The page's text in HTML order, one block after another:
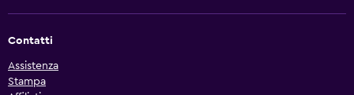
Contatti
Assistenza
Stampa